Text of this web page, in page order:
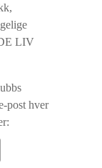
LIV
post hver